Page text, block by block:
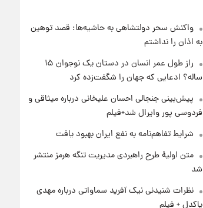
ماه ۱۴۰۵
۱ روز پیش
مرداد ۱۴۰۵
واکنش سحر دولتشاهی به حاشیه‌ها: قصد توهین
به اذان را نداشتم
راز طول عمر انسان در دستان یک نوجوان ۱۵
ساله؟ ادعایی که جهان را شگفت‌زده کرد
پیش‌بینی جنجالی احسان علیخانی درباره میثاقی و
فردوسی پور وایرال شد+فیلم
شرایط تفاهم‌نامه به نفع ایران بهبود یافت
متن اولیۀ طرح راهبردی مدیریت تنگه هرمز منتشر
شد
نظرات شنیدنی نیک آفرید سماواتی درباره مهدی
پاکدل + فیلم